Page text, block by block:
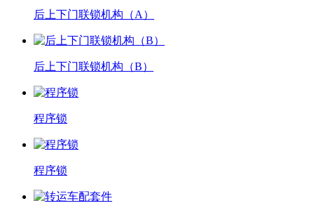
后上下门联锁机构（A）
后上下门联锁机构（B）
程序锁
程序锁